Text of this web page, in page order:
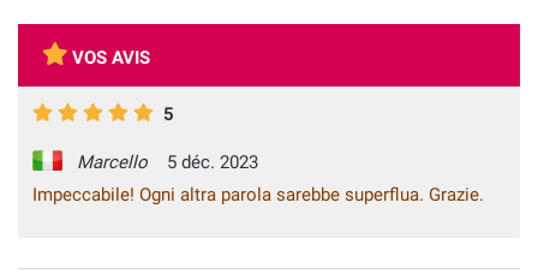
VOS AVIS
5
Marcello
5 déc. 2023
Impeccabile! Ogni altra parola sarebbe superflua. Grazie.